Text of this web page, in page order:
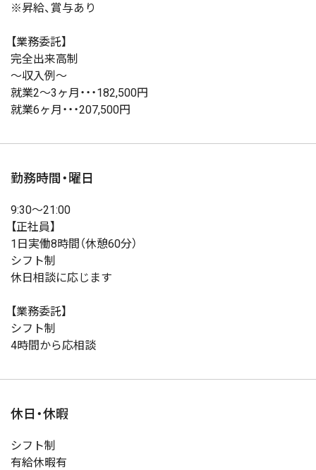
※昇給、賞与あり
【業務委託】
完全出来高制
〜収入例〜
就業2〜3ヶ月・・・182,500円
就業6ヶ月・・・207,500円
勤務時間・曜日
9:30〜21:00
【正社員】
1日実働8時間（休憩60分）
シフト制
休日相談に応じます
【業務委託】
シフト制
4時間から応相談
休日・休暇
シフト制
有給休暇有